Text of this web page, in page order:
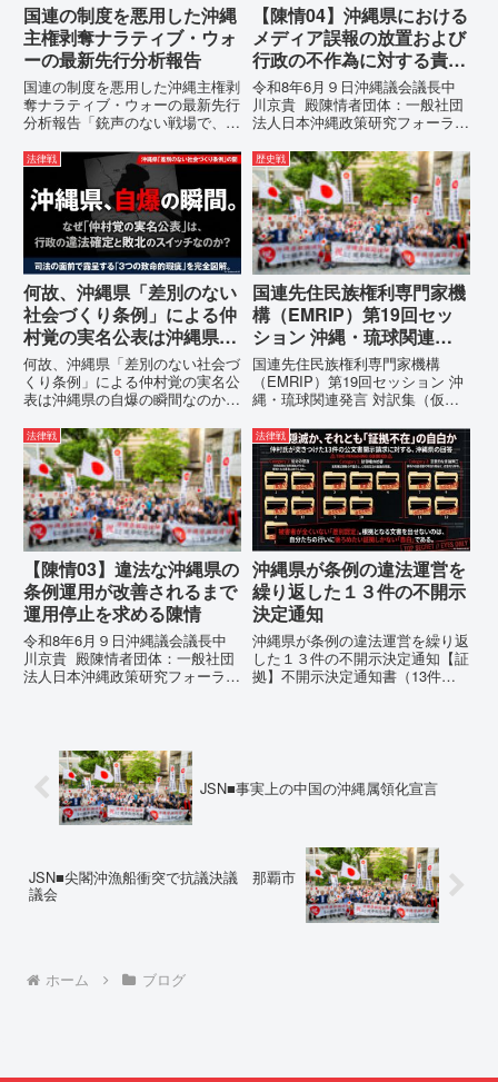
国連の制度を悪用した沖縄
主権剥奪ナラティブ・ウォ
ーの最新先行分析報告
国連の制度を悪用した沖縄主権剥
奪ナラティブ・ウォーの最新先行
分析報告「銃声のない戦場で、日
いる。」現代の戦争は、ミサイル
が飛来する以前に始まっていま
す。国連という国際的な舞台で、
巧妙な「言説（ナラティブ）」が
【陳情04】沖縄県における
メディア誤報の放置および
行政の不作為に対する責任
追及と再発防止策を求める
陳情
令和8年6月９日沖縄議会議長中
川京貴 殿陳情者団体：一般社団
法人日本沖縄政策研究フォーラム
所：沖縄県那覇市電 話：080-
【陳情03】沖縄県におけるメデ
ィア誤報の放置および行政の不作
為に対する責任追及と再発防...
法律戦
何故、沖縄県「差別のない
社会づくり条例」による仲
村覚の実名公表は沖縄県の
自爆の瞬間なのか？その3
つの理由。
何故、沖縄県「差別のない社会づ
くり条例」による仲村覚の実名公
表は沖縄県の自爆の瞬間なのか？
強行しようとしている「仲村覚の
実名公表」。行政側はこの行為
を、特定の個人を社会的制裁に追
い込むための「仕上げ」だと考え
て...
歴史戦
国連先住民族権利専門家機
構（EMRIP）第19回セッ
ション 沖縄・琉球関連発
言 対訳集（仮訳）
国連先住民族権利専門家機構
（EMRIP）第19回セッション 沖
縄・琉球関連発言 対訳集（仮
（EMRIP）の各会合において行
われた、沖縄・琉球の先住民族指
定、PFAS（有機フッ素化合物）
問題、米軍基地、伝統文化（...
法律戦
【陳情03】違法な沖縄県の
条例運用が改善されるまで
運用停止を求める陳情
令和8年6月９日沖縄議会議長中
川京貴 殿陳情者団体：一般社団
法人日本沖縄政策研究フォーラム
るまで運用停止を求める陳情陳情
の趣旨沖縄県は、「沖縄県...
法律戦
沖縄県が条例の違法運営を
繰り返した１３件の不開示
決定通知
沖縄県が条例の違法運営を繰り返
した１３件の不開示決定通知【証
拠】不開示決定通知書（13件）
っ...
JSN■事実上の中国の沖縄属領化宣言
JSN■尖閣沖漁船衝突で抗議決議 那覇市
議会
ホーム ブログ